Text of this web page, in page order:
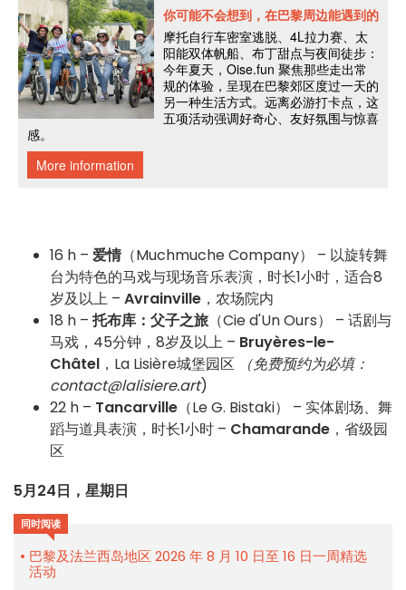
16 h – 爱情（Muchmuche Company） – 以旋转舞
台为特色的马戏与现场音乐表演，时长1小时，适合8
岁及以上 – Avrainville ，农场院内
18 h – 托布库：父子之旅（Cie d'Un Ours） – 话剧与
马戏，45分钟，8岁及以上 – Bruyères-le-
Châtel ，La Lisière城堡园区
（免费预约为必填：
contact@lalisiere.art)
22 h – Tancarville （Le G. Bistaki） – 实体剧场、舞
蹈与道具表演，时长1小时 – Chamarande ，省级园
区
5月24日，星期日
同时阅读
巴黎及法兰西岛地区 2026 年 8 月 10 日至 16 日一周精选
活动